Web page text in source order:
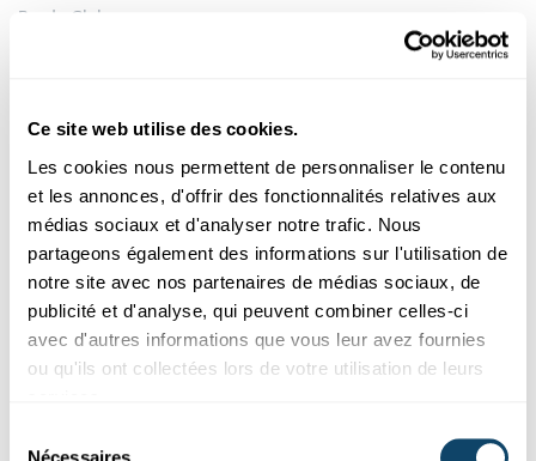
Ce site web utilise des cookies.
Les cookies nous permettent de personnaliser le contenu
et les annonces, d'offrir des fonctionnalités relatives aux
médias sociaux et d'analyser notre trafic. Nous
partageons également des informations sur l'utilisation de
notre site avec nos partenaires de médias sociaux, de
publicité et d'analyse, qui peuvent combiner celles-ci
avec d'autres informations que vous leur avez fournies
ou qu'ils ont collectées lors de votre utilisation de leurs
Panda Club